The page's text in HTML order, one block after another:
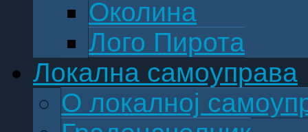
Околина
Лого Пирота
Локална самоуправа
О локалној